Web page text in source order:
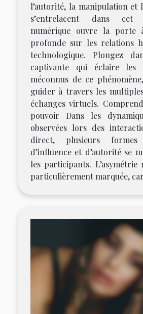
l’autorité, la manipulation et
s’entrelacent dans cet
numérique ouvre la porte
profonde sur les relations
technologique. Plongez
captivante qui éclaire les
méconnus de ce
guider à travers les
échanges virtuels.
pouvoir Dans les
observées lors des
direct, plusieurs
d’influence et d’autorité se
les participants.
particulièrement marquée,